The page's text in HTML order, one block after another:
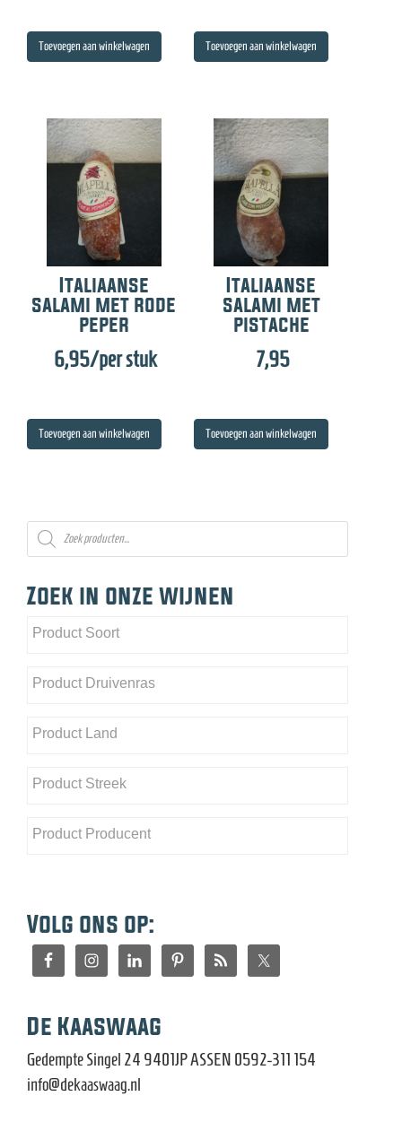
Toevoegen aan winkelwagen Toevoegen aan winkelwagen
Italiaanse
salami met rode
peper
6,95/per stuk
Toevoegen aan winkelwagen
Italiaanse
salami met
pistache
7,95
Toevoegen aan winkelwagen
Producten
zoeken
Zoek in onze wijnen
Volg ons op:
De Kaaswaag
Gedempte Singel 24 9401JP ASSEN 0592-311 154
info@dekaaswaag.nl